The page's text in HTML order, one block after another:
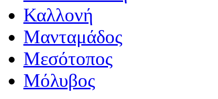
Καλλονή
Μανταμάδος
Μεσότοπος
Μόλυβος